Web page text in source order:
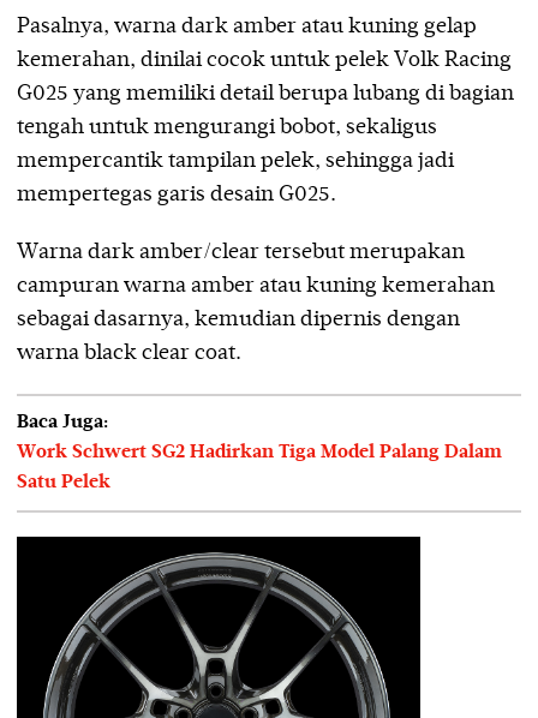
Pasalnya, warna dark amber atau kuning gelap
kemerahan, dinilai cocok untuk pelek Volk Racing
G025 yang memiliki detail berupa lubang di bagian
tengah untuk mengurangi bobot, sekaligus
mempercantik tampilan pelek, sehingga jadi
mempertegas garis desain G025.
Warna dark amber/clear tersebut merupakan
campuran warna amber atau kuning kemerahan
sebagai dasarnya, kemudian dipernis dengan
warna black clear coat.
Baca Juga:
Work Schwert SG2 Hadirkan Tiga Model Palang Dalam
Satu Pelek